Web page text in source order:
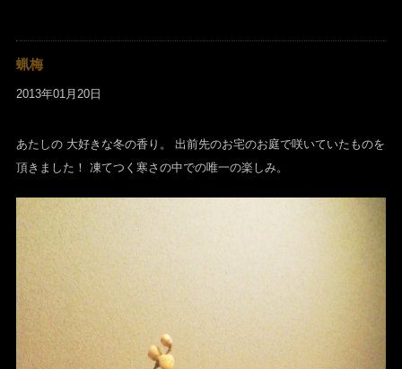
蝋梅
2013年01月20日
あたしの 大好きな冬の香り。 出前先のお宅のお庭で咲いていたものを
頂きました！ 凍てつく寒さの中での唯一の楽しみ。